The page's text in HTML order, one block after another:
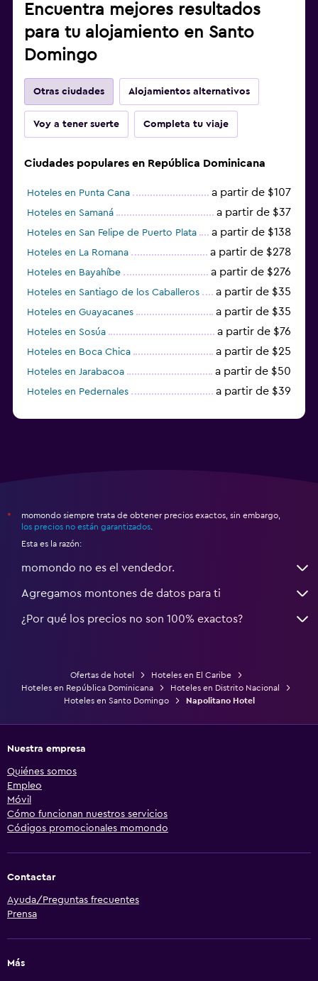
Encuentra mejores resultados
para tu alojamiento en Santo
Domingo
Otras ciudades Alojamientos alternativos
Voy a tener suerte Completa tu viaje
Ciudades populares en República Dominicana
Hoteles en Punta Cana a partir de $107
Hoteles en Samaná a partir de $37
Hoteles en San Felipe de Puerto Plata a partir de $138
Hoteles en La Romana a partir de $278
Hoteles en Bayahíbe a partir de $276
Hoteles en Santiago de los Caballeros a partir de $35
Hoteles en Guayacanes a partir de $35
Hoteles en Sosúa a partir de $76
Hoteles en Boca Chica a partir de $25
Hoteles en Jarabacoa a partir de $50
Hoteles en Pedernales a partir de $39
*
momondo siempre trata de obtener precios exactos, sin embargo,
los precios no están garantizados
Esta es la razón:
momondo no es el vendedor.
Agregamos montones de datos para ti
¿Por qué los precios no son 100% exactos?
Ofertas de hotel
Hoteles en El Caribe
Hoteles en República Dominicana
Hoteles en Distrito Nacional
Hoteles en Santo Domingo
Napolitano Hotel
Nuestra empresa
Quiénes somos
Empleo
Móvil
Cómo funcionan nuestros servicios
Códigos promocionales momondo
Contactar
Ayuda/Preguntas frecuentes
Prensa
Más